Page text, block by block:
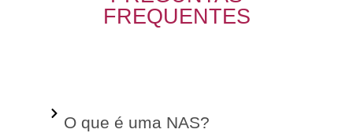
FREQUENTES
O que é uma NAS?